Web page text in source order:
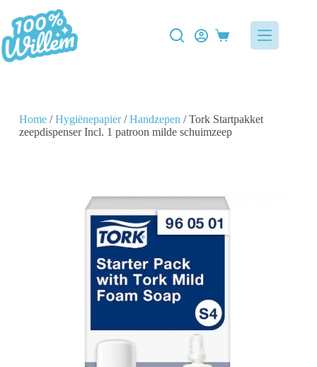
Home/Hygiënepapier/Handzepen / Tork Startpakket
zeepdispenser Incl. 1 patroon milde schuimzeep